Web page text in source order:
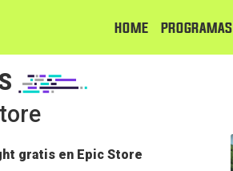
HOME PROGRAMAS
gratis en Epic Store